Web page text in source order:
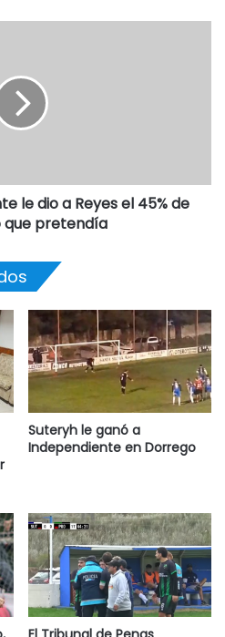
le dio a Reyes el 45% de
pretendía
Suteryh le ganó a
Independiente en Dorrego